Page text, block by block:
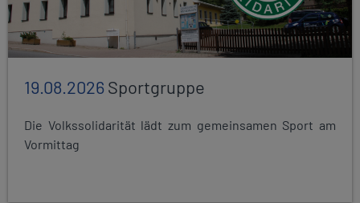
19.08.2026Sportgruppe
Die Volkssolidarität lädt zum gemeinsamen Sport am
Vormittag